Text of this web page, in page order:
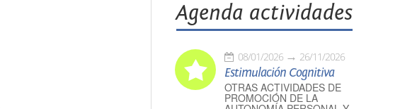
Agenda actividades
08/01/2026 26/11/2026
Estimulación Cognitiva
OTRAS ACTIVIDADES DE
PROMOCIÓN DE LA